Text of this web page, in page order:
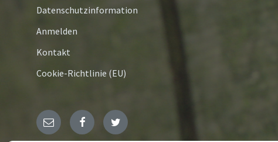
Datenschutzinformation
Anmelden
Kontakt
Cookie-Richtlinie (EU)
E- FacebookTwitter